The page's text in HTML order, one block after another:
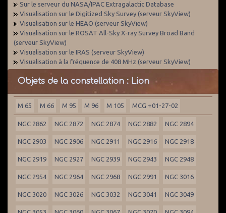
Sur le serveur du NASA/IPAC Extragalactic Database
Visualisation sur le Digitized Sky Survey (serveur SkyView)
Visualisation sur le HEAO (serveur SkyView)
Visualisation sur le ROSAT All-Sky X-ray Survey Broad Band
(serveur SkyView)
Visualisation sur le IRAS (serveur SkyView)
Visualisation à la fréquence de 408 MHz (serveur SkyView)
Objets de la constellation : Lion
M 65 M 66 M 95 M 96 M 105 MCG +01-27-02
NGC 2862 NGC 2872 NGC 2874 NGC 2882 NGC 2894
NGC 2903 NGC 2906 NGC 2911 NGC 2916 NGC 2918
NGC 2919 NGC 2927 NGC 2939 NGC 2943 NGC 2948
NGC 2954 NGC 2964 NGC 2968 NGC 2991 NGC 3016
NGC 3020 NGC 3026 NGC 3032 NGC 3041 NGC 3049